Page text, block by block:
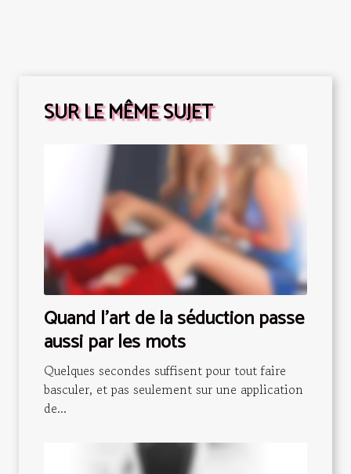
SUR LE MÊME SUJET
Quand l’art de la séduction passe
aussi par les mots
Quelques secondes suffisent pour tout faire
basculer, et pas seulement sur une application
de...